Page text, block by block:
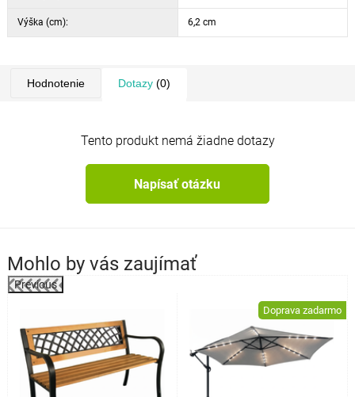
Výška (cm): 6,2 cm
Hodnotenie Dotazy(0)
Tento produkt nemá žiadne dotazy
Napísať otázku
Mohlo by vás zaujímať
Previous
Doprava zadarmo